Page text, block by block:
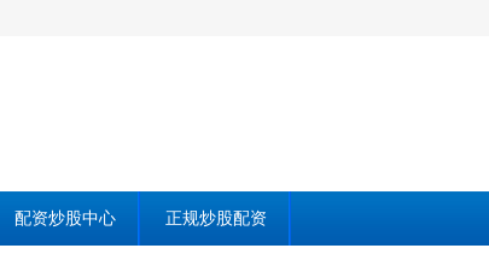
配资炒股中心 正规炒股配资